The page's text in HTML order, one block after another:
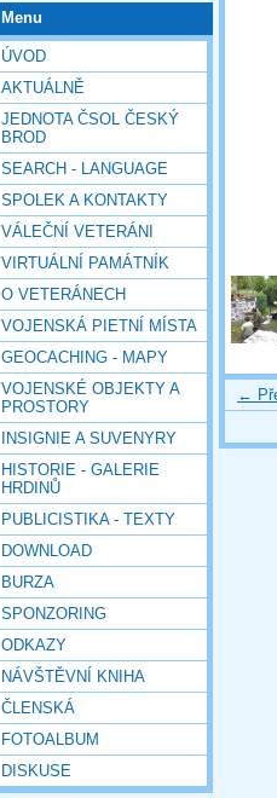
Menu
ÚVOD
AKTUÁLNĚ
JEDNOTA ČSOL ČESKÝ
BROD
SEARCH - LANGUAGE
SPOLEK A KONTAKTY
VÁLEČNÍ VETERÁNI
VIRTUÁLNÍ PAMÁTNÍK
O VETERÁNECH
VOJENSKÁ PIETNÍ MÍSTA
GEOCACHING - MAPY
VOJENSKÉ OBJEKTY A
PROSTORY
INSIGNIE A SUVENYRY
HISTORIE - GALERIE
HRDINŮ
PUBLICISTIKA - TEXTY
DOWNLOAD
BURZA
SPONZORING
ODKAZY
NÁVŠTĚVNÍ KNIHA
ČLENSKÁ
FOTOALBUM
DISKUSE
←